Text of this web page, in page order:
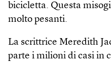
bicicletta. Questa
molto pesanti.
La scrittrice Meredith
parte i milioni di casi in